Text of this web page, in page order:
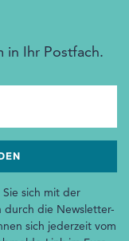
in Ihr Postfach.
sich mit der
durch die Newsletter-
sich jederzeit vom